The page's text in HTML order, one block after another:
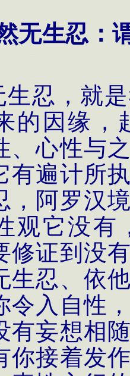
无生忍：
生忍，就
的因缘，
、心性与
有遍计所
，阿罗汉
观它没有
修证到没
生忍、依
令入自性
有妄想相
你接着发